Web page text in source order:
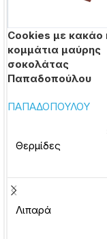
Cookies με κακάο
κομμάτια μαύρης
σοκολάτας
Παπαδοπούλου
ΠΑΠΑΔΟΠΟΥΛΟΥ
Θερμίδες
Λιπαρά